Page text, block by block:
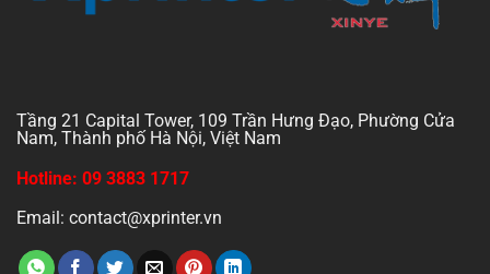
Tầng 21 Capital Tower, 109 Trần Hưng Đạo, Phường Cửa
Nam, Thành phố Hà Nội, Việt Nam
Hotline: 09 3883 1717
Email: contact@xprinter.vn